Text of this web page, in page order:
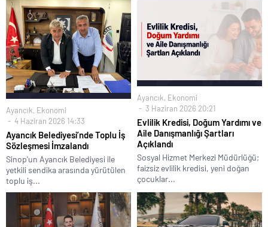
Ayancık, Ekonomi
4 Haziran 2026 14:33
Ayancık Belediyesi’nde Toplu İş
Sözleşmesi İmzalandı
Sinop'un Ayancık Belediyesi ile
yetkili sendika arasında yürütülen
toplu iş...
Ayancık, Ekonomi
3 Haziran 2026 20:21
Evlilik Kredisi, Doğum Yardımı ve
Aile Danışmanlığı Şartları
Açıklandı
Sosyal Hizmet Merkezi Müdürlüğü;
faizsiz evlilik kredisi, yeni doğan
çocuklar...